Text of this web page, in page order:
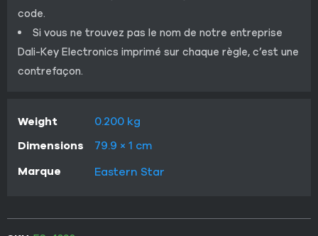
code.
Si vous ne trouvez pas le nom de notre entreprise
Dali-Key Electronics imprimé sur chaque règle, c’est une
contrefaçon.
Weight
0.200 kg
Dimensions
79.9 × 1 cm
Marque
Eastern Star